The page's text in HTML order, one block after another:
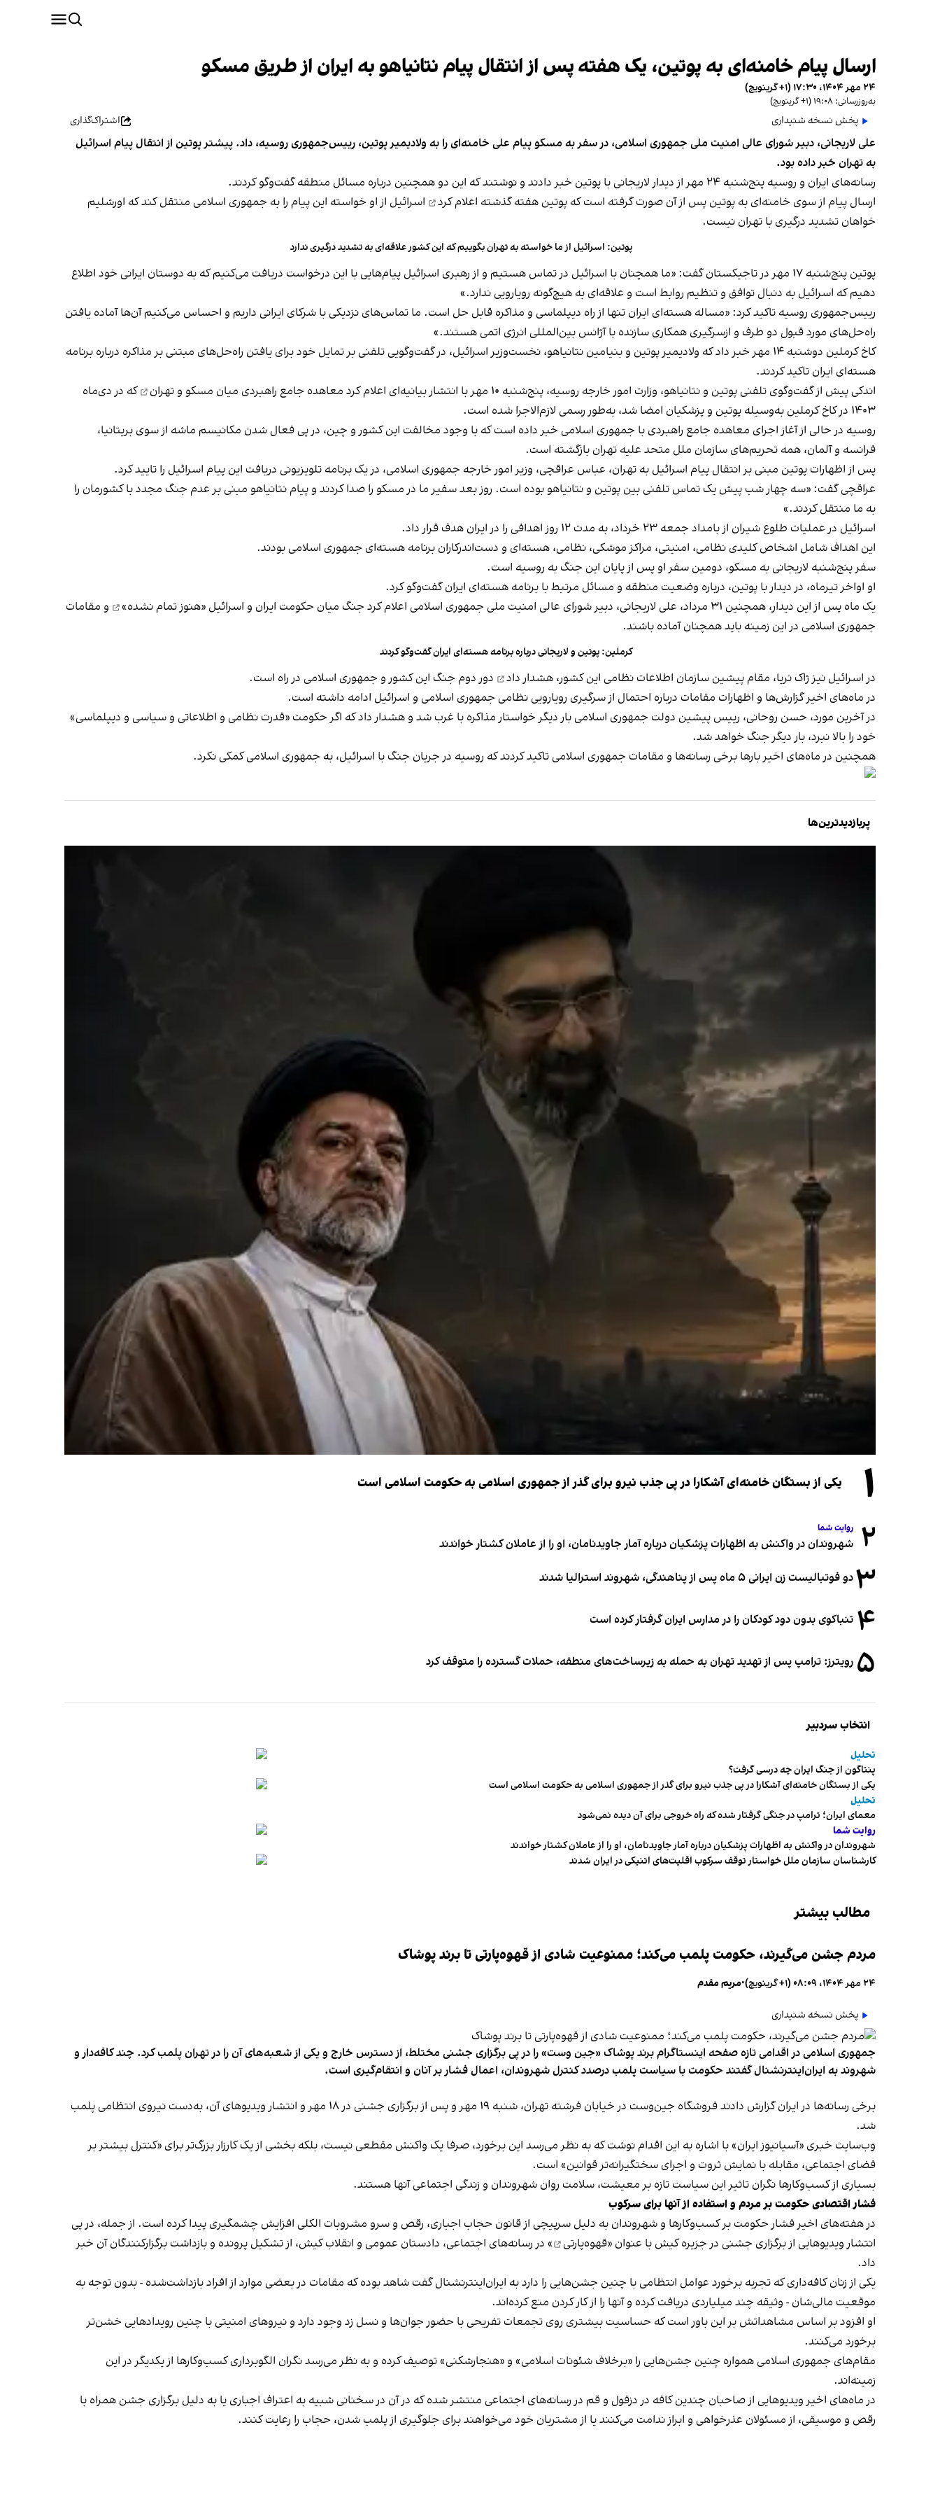
ارسال پیام خامنه‌ای به پوتین، یک هفته پس از انتقال پیام نتانیاهو به ایران از طریق مسکو
۲۴ مهر ۱۴۰۴، ۱۷:۳۰ (‎+۱ گرینویچ)
به‌روزرسانی: ۱۹:۰۸ (‎+۱ گرینویچ)
پخش نسخه شنیداری اشتراک‌گذاری
علی لاریجانی، دبیر شورای عالی امنیت ملی جمهوری اسلامی، در سفر به مسکو پیام علی خامنه‌ای را به ولادیمیر پوتین، رییس‌جمهوری روسیه، داد. پیشتر پوتین از انتقال پیام اسرائیل
به تهران خبر داده بود.
رسانه‌های ایران و روسیه پنج‌شنبه ۲۴ مهر از دیدار لاریجانی با پوتین خبر دادند و نوشتند که این دو همچنین درباره مسائل منطقه گفت‌وگو کردند.
ارسال پیام از سوی خامنه‌ای به پوتین پس از آن صورت گرفته است که پوتین هفته گذشته اعلام کرد
اسرائیل از او خواسته این پیام را به جمهوری اسلامی منتقل کند که اورشلیم
خواهان تشدید درگیری با تهران نیست.
پوتین: اسرائیل از ما خواسته به تهران بگوییم که این کشور علاقه‌ای به تشدید درگیری ندارد
پوتین پنج‌شنبه ۱۷ مهر در تاجیکستان گفت: «ما همچنان با اسرائیل در تماس هستیم و از رهبری اسرائیل پیام‌هایی با این درخواست دریافت می‌کنیم که به دوستان ایرانی خود اطلاع
دهیم که اسرائیل به دنبال توافق و تنظیم روابط است و علاقه‌ای به هیچ‌گونه رویارویی ندارد.»
رییس‌جمهوری روسیه تاکید کرد: «مساله هسته‌ای ایران تنها از راه دیپلماسی و مذاکره قابل حل است. ما تماس‌های نزدیکی با شرکای ایرانی داریم و احساس می‌کنیم آن‌ها آماده یافتن
راه‌حل‌های مورد قبول دو طرف و ازسرگیری همکاری سازنده با آژانس بین‌المللی انرژی اتمی هستند.»
کاخ کرملین دوشنبه ۱۴ مهر خبر داد که ولادیمیر پوتین و بنیامین نتانیاهو، نخست‌وزیر اسرائیل، در گفت‌وگویی تلفنی بر تمایل خود برای یافتن راه‌حل‌های مبتنی بر مذاکره درباره برنامه
هسته‌ای ایران تاکید کردند.
اندکی پیش از گفت‌وگوی تلفنی پوتین و نتانیاهو، وزارت امور خارجه روسیه، پنج‌شنبه ۱۰ مهر با انتشار بیانیه‌ای اعلام کرد
معاهده جامع راهبردی میان مسکو و تهران
که در دی‌ماه
۱۴۰۳ در کاخ کرملین به‌وسیله پوتین و پزشکیان امضا شد، به‌طور رسمی لازم‌الاجرا شده است.
روسیه در حالی از آغاز اجرای معاهده جامع راهبردی با جمهوری اسلامی خبر داده است که با وجود مخالفت این کشور و چین، در پی فعال شدن مکانیسم ماشه از سوی بریتانیا،
فرانسه و آلمان، همه تحریم‌های سازمان ملل متحد علیه تهران بازگشته است.
پس از اظهارات پوتین مبنی بر انتقال پیام اسرائیل به تهران، عباس عراقچی، وزیر امور خارجه جمهوری اسلامی، در یک برنامه تلویزیونی دریافت این پیام اسرائیل را تایید کرد.
عراقچی گفت: «سه چهار شب پیش یک تماس تلفنی بین پوتین و نتانیاهو بوده است. روز بعد سفیر ما در مسکو را صدا کردند و پیام نتانیاهو مبنی بر عدم جنگ مجدد با کشورمان را
به ما منتقل کردند.»
اسرائیل در عملیات طلوع شیران از بامداد جمعه ۲۳ خرداد، به مدت ۱۲ روز
اهدافی را در ایران هدف قرار داد.
این اهداف شامل اشخاص کلیدی نظامی، امنیتی، مراکز موشکی، نظامی، هسته‌ای و دست‌اندرکاران برنامه هسته‌ای جمهوری اسلامی بودند.
سفر پنج‌شنبه لاریجانی به مسکو، دومین سفر او پس از پایان این جنگ به روسیه است.
او اواخر تیرماه، در دیدار با پوتین، درباره وضعیت منطقه و مسائل مرتبط با برنامه هسته‌ای ایران گفت‌وگو کرد.
یک ماه پس از این دیدار، همچنین ۳۱ مرداد، علی لاریجانی، دبیر شورای عالی امنیت ملی جمهوری اسلامی اعلام کرد جنگ میان حکومت ایران و اسرائیل
«هنوز تمام نشده»
و مقامات
جمهوری اسلامی در این زمینه باید همچنان آماده باشند.
کرملین: پوتین و لاریجانی درباره برنامه هسته‌ای ایران گفت‌وگو کردند
در اسرائیل نیز ژاک نریا، مقام پیشین سازمان اطلاعات نظامی این کشور، هشدار داد
دور دوم جنگ این کشور و جمهوری اسلامی در راه است.
در ماه‌های اخیر گزارش‌ها و اظهارات مقامات درباره احتمال از سرگیری رویارویی نظامی جمهوری اسلامی و اسرائیل ادامه داشته است.
در آخرین مورد، حسن روحانی، رییس‌ پیشین دولت جمهوری اسلامی بار دیگر خواستار مذاکره با غرب شد و هشدار داد که اگر حکومت «قدرت نظامی و اطلاعاتی و سیاسی و دیپلماسی»
خود را بالا نبرد، بار دیگر جنگ خواهد شد.
همچنین در ماه‌های اخیر بارها برخی رسانه‌ها و مقامات جمهوری اسلامی تاکید کردند که روسیه در جریان جنگ با اسرائیل، به جمهوری اسلامی کمکی نکرد.
پربازدیدترین‌ها
۱ یکی از بستگان خامنه‌ای آشکارا در پی جذب نیرو برای گذر از جمهوری اسلامی به حکومت اسلامی است
۲ روایت شما
شهروندان در واکنش به اظهارات پزشکیان درباره آمار جاویدنامان، او را از عاملان کشتار خواندند
۳دو فوتبالیست زن ایرانی ۵ ماه پس از پناهندگی، شهروند استرالیا شدند
۴ تنباکوی بدون دود کودکان را در مدارس ایران گرفتار کرده است
۵ رویترز: ترامپ پس از تهدید تهران به حمله به زیرساخت‌های منطقه، حملات گسترده را متوقف کرد
انتخاب سردبیر
تحلیل
پنتاگون از جنگ ایران چه درسی گرفت؟
یکی از بستگان خامنه‌ای آشکارا در پی جذب نیرو برای گذر از جمهوری اسلامی به حکومت اسلامی است
تحلیل
معمای ایران؛ ترامپ در جنگی گرفتار شده که راه خروجی برای آن دیده نمی‌شود
روایت شما
شهروندان در واکنش به اظهارات پزشکیان درباره آمار جاویدنامان، او را از عاملان کشتار خواندند
کارشناسان سازمان ملل خواستار توقف سرکوب اقلیت‌های اتنیکی در ایران شدند
مطالب بیشتر
مردم جشن می‌گیرند، حکومت پلمب می‌کند؛ ممنوعیت شادی از قهوه‌پارتی تا برند پوشاک
۲۴ مهر ۱۴۰۴، ۰۸:۰۹ (‎+۱ گرینویچ) •مریم مقدم
پخش نسخه شنیداری
جمهوری اسلامی در اقدامی تازه صفحه اینستاگرام برند پوشاک «جین وست» را در پی برگزاری جشنی مختلط، از دسترس خارج و یکی از شعبه‌های آن را در تهران پلمب کرد. چند کافه‌‌دار و
شهروند به ایران‌اینترنشنال گفتند حکومت با سیاست پلمب درصدد کنترل شهروندان، اعمال فشار بر آنان و انتقام‌گیری است.
برخی رسانه‌ها در ایران گزارش دادند فروشگاه جین‌وست در خیابان فرشته تهران، شنبه ۱۹ مهر و پس از برگزاری جشنی در ۱۸ مهر و انتشار ویدیوهای آن، به‌دست نیروی انتظامی پلمب
شد.
وب‌سایت خبری «آسیانیوز ایران» با اشاره به این اقدام نوشت که به نظر می‌رسد این برخورد، صرفا یک واکنش مقطعی نیست، بلکه بخشی از یک کارزار بزرگ‌تر برای «کنترل بیشتر بر
فضای اجتماعی، مقابله با نمایش ثروت و اجرای سختگیرانه‌تر قوانین» است.
بسیاری از کسب‌وکارها نگران تاثیر این سیاست‌ تازه بر معیشت، سلامت روان شهروندان و زندگی اجتماعی آنها هستند.
فشار اقتصادی حکومت بر مردم و استفاده از آنها برای سرکوب
در هفته‌های اخیر فشار حکومت بر کسب‌وکارها و شهروندان به دلیل سرپیچی از قانون حجاب اجباری، رقص و سرو مشروبات الکلی افزایش چشمگیری پیدا کرده است. از جمله، در پی
انتشار ویدیوهایی از برگزاری جشنی در جزیره کیش با عنوان «قهوه‌پارتی
» در رسانه‌های اجتماعی، دادستان عمومی و انقلاب کیش، از تشکیل پرونده و بازداشت برگزارکنندگان آن خبر
داد.
یکی از زنان کافه‌داری که تجربه برخورد عوامل انتظامی با چنین جشن‌هایی را دارد به ایران‌اینترنشنال گفت شاهد بوده که مقامات در بعضی موارد از افراد بازداشت‌‌شده - بدون توجه به
موقعیت مالی‌شان - وثیقه چند میلیاردی دریافت کرده و آنها را از کار کردن منع کرده‌اند.
او افزود بر اساس مشاهداتش بر این باور است که حساسیت بیشتری روی تجمعات تفریحی با حضور جوان‌ها و نسل زد وجود دارد و نیروهای امنیتی با چنین رویدادهایی خشن‌تر
برخورد می‌کنند.
مقام‌های جمهوری اسلامی همواره چنین جشن‌هایی را «برخلاف شئونات اسلامی» و «هنجارشکنی» توصیف کرده و به نظر می‌رسد نگران الگوبرداری کسب‌وکارها از یکدیگر در این
زمینه‌اند.
در ماه‌های اخیر ویدیوهایی از صاحبان چندین کافه در دزفول و قم در رسانه‌های اجتماعی منتشر شده که در آن در سخنانی شبیه به اعتراف اجباری یا به دلیل برگزاری جشن همراه با
رقص و موسیقی، از مسئولان عذرخواهی و ابراز ندامت می‌کنند یا از مشتریان خود می‌خواهند برای جلوگیری از پلمب شدن، حجاب را رعایت کنند.